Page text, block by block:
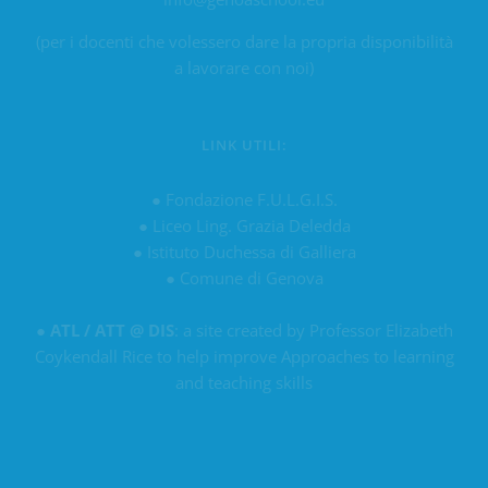
(per i docenti che volessero dare la propria disponibilità
a lavorare con noi)
LINK UTILI:
● Fondazione F.U.L.G.I.S.
●
Liceo Ling. Grazia Deledda
● Istituto Duchessa di Galliera
● Comune di Genova
● ATL / ATT @ DIS : a site created by Professor Elizabeth
Coykendall Rice to help improve Approaches to learning
and teaching skills